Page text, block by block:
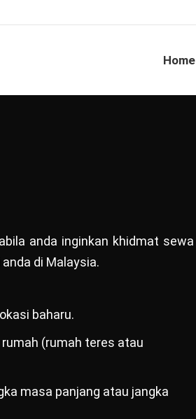
Home
anda inginkan khidmat sewa
di Malaysia.
baharu.
(rumah teres atau
masa panjang atau jangka